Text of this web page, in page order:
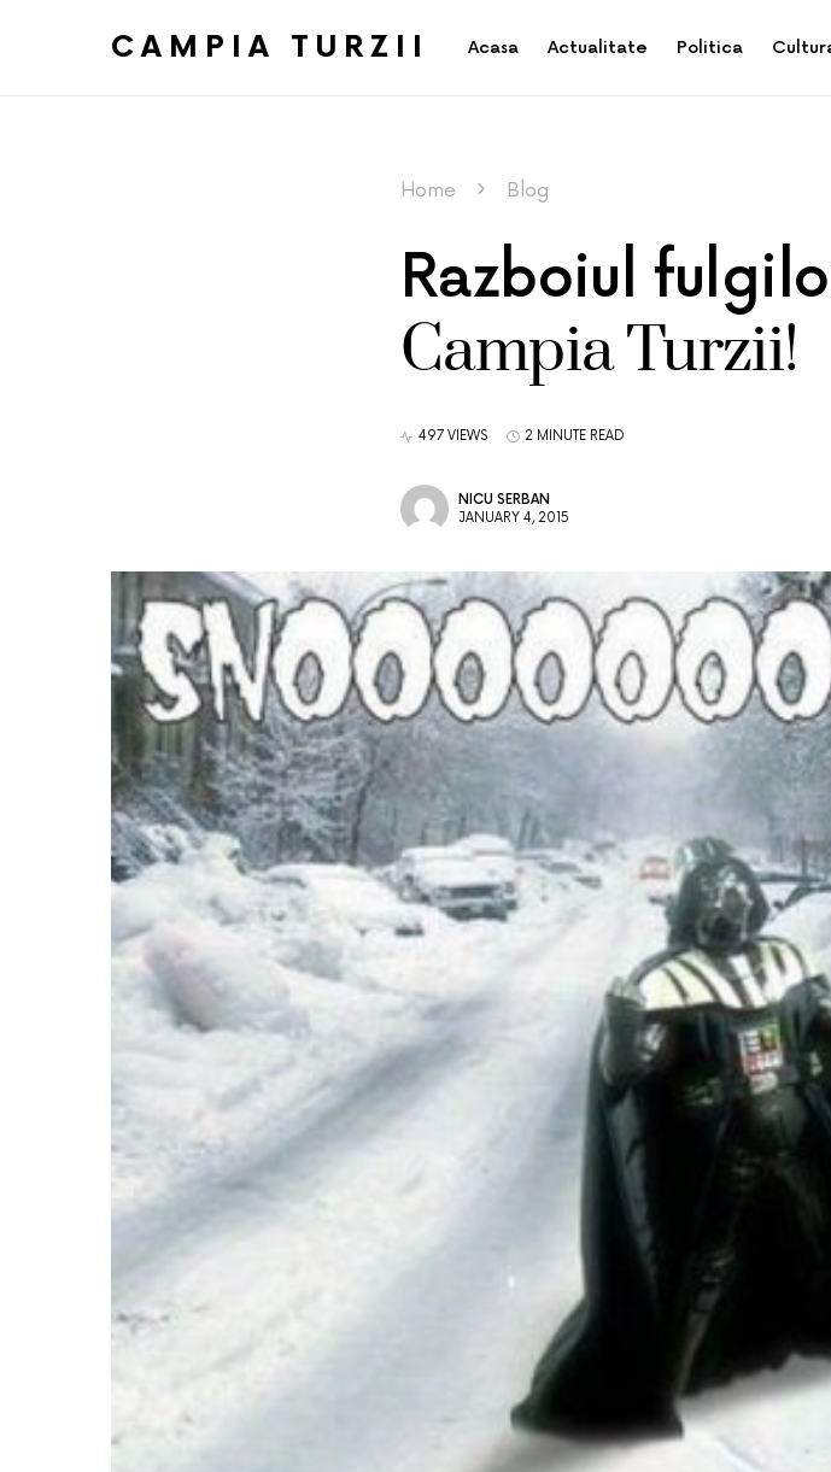
CAMPIA TURZII Acasa Actualitate Politica
Home Blog
Razboiul
Campia Turzii!
497 VIEWS 2 MINUTE READ
NICU SERBAN
JANUARY 4, 2015